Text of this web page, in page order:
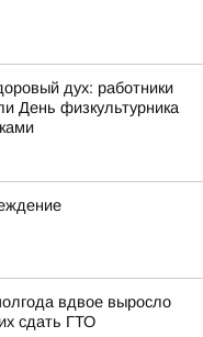
дух: работники
День физкультурника
вдвое выросло
сдать ГТО